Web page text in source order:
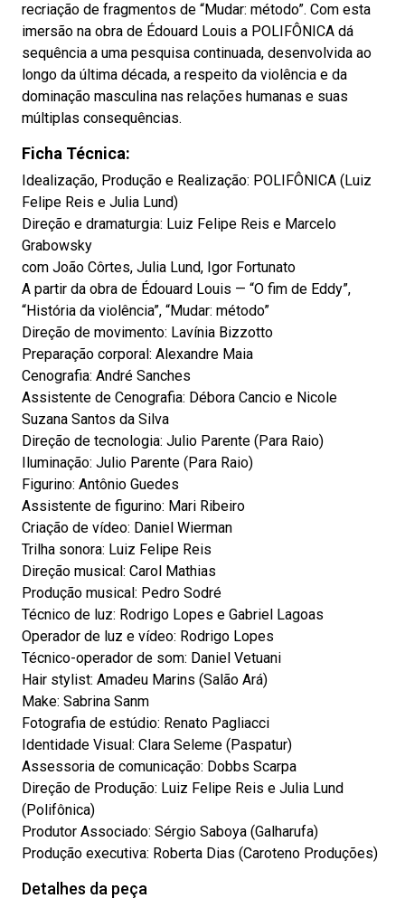
recriação de fragmentos de “Mudar: método”. Com esta
imersão na obra de Édouard Louis a POLIFÔNICA dá
sequência a uma pesquisa continuada, desenvolvida ao
longo da última década, a respeito da violência e da
dominação masculina nas relações humanas e suas
múltiplas consequências.
Ficha Técnica:
Idealização, Produção e Realização: POLIFÔNICA (Luiz
Felipe Reis e Julia Lund)
Direção e dramaturgia: Luiz Felipe Reis e Marcelo
Grabowsky
com João Côrtes, Julia Lund, Igor Fortunato
A partir da obra de Édouard Louis — “O fim de Eddy”,
“História da violência”, “Mudar: método”
Direção de movimento: Lavínia Bizzotto
Preparação corporal: Alexandre Maia
Cenografia: André Sanches
Assistente de Cenografia: Débora Cancio e Nicole
Suzana Santos da Silva
Direção de tecnologia: Julio Parente (Para Raio)
Iluminação: Julio Parente (Para Raio)
Figurino: Antônio Guedes
Assistente de figurino: Mari Ribeiro
Criação de vídeo: Daniel Wierman
Trilha sonora: Luiz Felipe Reis
Direção musical: Carol Mathias
Produção musical: Pedro Sodré
Técnico de luz: Rodrigo Lopes e Gabriel Lagoas
Operador de luz e vídeo: Rodrigo Lopes
Técnico-operador de som: Daniel Vetuani
Hair stylist: Amadeu Marins (Salão Ará)
Make: Sabrina Sanm
Fotografia de estúdio: Renato Pagliacci
Identidade Visual: Clara Seleme (Paspatur)
Assessoria de comunicação: Dobbs Scarpa
Direção de Produção: Luiz Felipe Reis e Julia Lund
(Polifônica)
Produtor Associado: Sérgio Saboya (Galharufa)
Produção executiva: Roberta Dias (Caroteno Produções)
Detalhes da peça